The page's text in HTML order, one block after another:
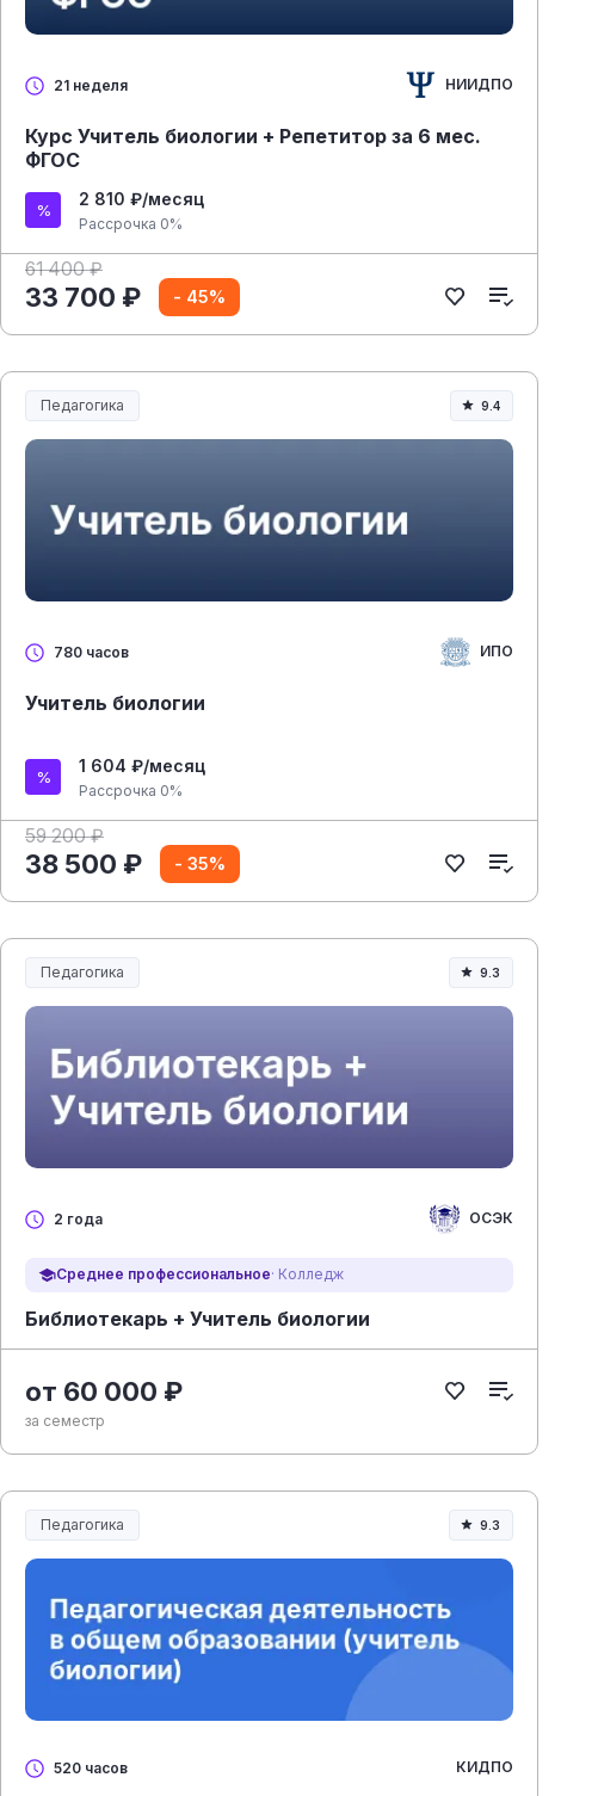
21 неделя НИИДПО
Курс Учитель биологии + Репетитор за 6 мес.
ФГОС
2 810 ₽/месяц
Рассрочка 0%
61 400 ₽
33 700 ₽ - 45%
Педагогика
Образование и педагогика
9.4
780 часов ИПО
Учитель биологии
1 604 ₽/месяц
Рассрочка 0%
59 200 ₽
38 500 ₽ - 35%
Педагогика
Образование и педагогика
9.3
2 года ОСЭК
Среднее профессиональное· Колледж
Библиотекарь + Учитель биологии
от 60 000 ₽
за семестр
Педагогика
Образование и педагогика
9.3
520 часов КИДПО